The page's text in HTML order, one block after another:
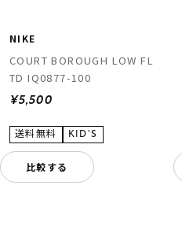
NIKE
COURT BOROUGH LOW FL
TD IQ0877-100
¥5,500
比較する